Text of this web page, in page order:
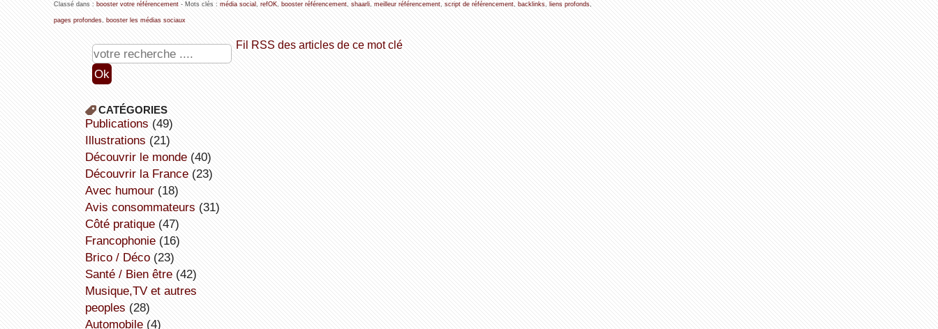
Classé dans : booster votre référencement- Mots clés : média social , refOK, booster référencement, shaarli, meilleur référencement, script de référencement, backlinks, liens profonds,
pages profondes, booster les médias sociaux
Fil RSS des articles de ce mot clé
CATÉGORIES
publications (49)
illustrations (21)
découvrir le monde(40)
découvrir la France(23)
avec humour(18)
avis consommateurs (31)
côté pratique(47)
Francophonie(16)
Brico / Déco(23)
Santé / Bien être(42)
Musique,TV et autres
peoples (28)
Automobile(4)